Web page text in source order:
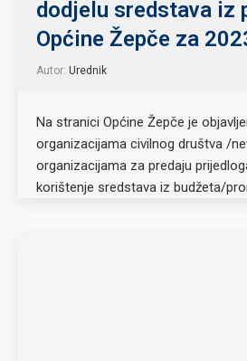
dodjelu sredstava iz
Općine Žepče za
Autor: Urednik
Na stranici Općine Žepče je
organizacijama civilnog društva /
organizacijama za predaju
korištenje sredstava iz budžeta/